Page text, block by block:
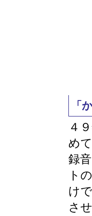
「
４
め
録
ト
け
さ